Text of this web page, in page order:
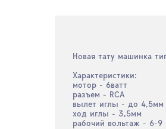
Новая тату машинка
Характеристики:
мотор - 6ватт
разъем - RCA
вылет иглы - до 4,5мм
ход иглы - 3,5мм
рабочий вольтаж - 6-9